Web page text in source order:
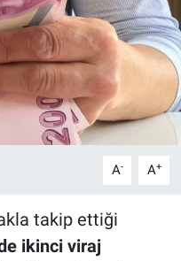
A- A+
takip ettiği
ikinci viraj